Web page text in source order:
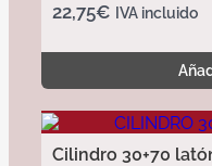
22,75€ IVA incluido
Cilindro 30+70